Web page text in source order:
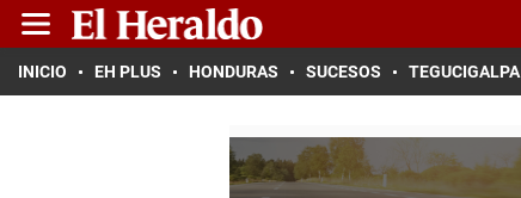
INICIO EH PLUS HONDURAS SUCESOS TEGUCIGALPA